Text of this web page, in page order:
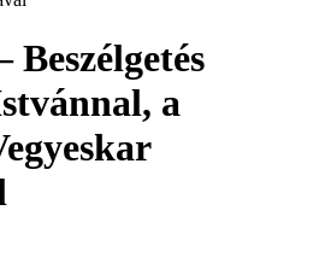
Beszélgetés
a